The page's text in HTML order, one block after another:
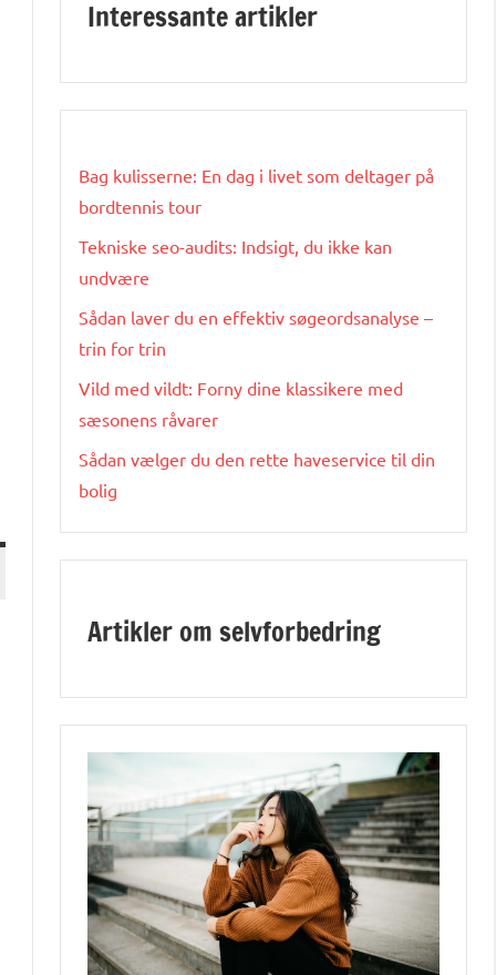
Interessante artikler
Bag kulisserne: En dag i livet som deltager på
bordtennis tour
Tekniske seo-audits: Indsigt, du ikke kan
undvære
Sådan laver du en effektiv søgeordsanalyse –
trin for trin
Vild med vildt: Forny dine klassikere med
sæsonens råvarer
Sådan vælger du den rette haveservice til din
bolig
Artikler om selvforbedring